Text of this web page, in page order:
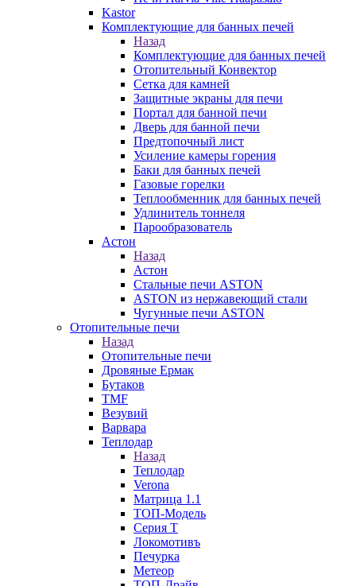
Kastor
Комплектующие для банных печей
Назад
Комплектующие для банных печей
Отопительный Конвектор
Сетка для камней
Защитные экраны для печи
Портал для банной печи
Дверь для банной печи
Предтопочный лист
Усиление камеры горения
Баки для банных печей
Газовые горелки
Теплообменник для банных печей
Удлинитель тоннеля
Парообразователь
Астон
Назад
Астон
Стальные печи ASTON
ASTON из нержавеющий стали
Чугунные печи ASTON
Отопительные печи
Назад
Отопительные печи
Дровяные Ермак
Бутаков
TMF
Везувий
Варвара
Теплодар
Назад
Теплодар
Verona
Матрица 1.1
ТОП-Модель
Серия Т
Локомотивъ
Печурка
Метеор